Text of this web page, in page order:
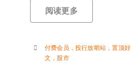
阅读更多
付费会员 ， 投行放哨站 ，置顶好
文 ， 股市